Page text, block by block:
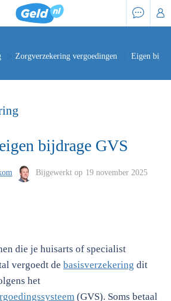
Zorgverzekering vergoedingen Eigen
bijdrage GVS
Bijgewerkt op 19 november 2025
die je huisarts of specialist
vergoedt de basisverzekering dit
het
(GVS). Soms betaal